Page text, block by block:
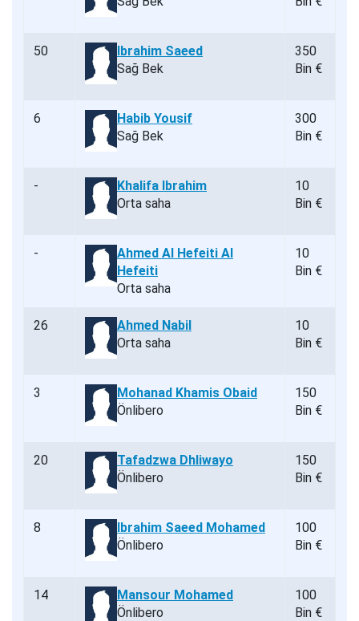
50
Ibrahim Saeed
Sağ Bek
350
Bin €
6
Habib Yousif
Sağ Bek
300
Bin €
-
Khalifa Ibrahim
Orta saha
10
Bin €
-
Ahmed Al Hefeiti Al
Hefeiti
Orta saha
10
Bin €
26
Ahmed Nabil
Orta saha
10
Bin €
3
Mohanad Khamis Obaid
Önlibero
150
Bin €
20
Tafadzwa Dhliwayo
Önlibero
150
Bin €
8
Ibrahim Saeed Mohamed
Önlibero
100
Bin €
14
Mansour Mohamed
Önlibero
100
Bin €